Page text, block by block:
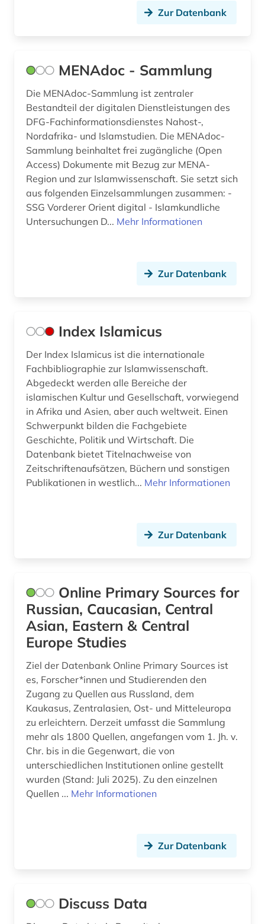
Zur Datenbank
MENAdoc - Sammlung
Die MENAdoc-Sammlung ist zentraler
Bestandteil der digitalen Dienstleistungen des
DFG-Fachinformationsdienstes Nahost-,
Nordafrika- und Islamstudien. Die MENAdoc-
Sammlung beinhaltet frei zugängliche (Open
Access) Dokumente mit Bezug zur MENA-
Region und zur Islamwissenschaft. Sie setzt sich
aus folgenden Einzelsammlungen zusammen: -
SSG Vorderer Orient digital - Islamkundliche
Untersuchungen D... Mehr Informationen
Zur Datenbank
Index Islamicus
Der Index Islamicus ist die internationale
Fachbibliographie zur Islamwissenschaft.
Abgedeckt werden alle Bereiche der
islamischen Kultur und Gesellschaft, vorwiegend
in Afrika und Asien, aber auch weltweit. Einen
Schwerpunkt bilden die Fachgebiete
Geschichte, Politik und Wirtschaft. Die
Datenbank bietet Titelnachweise von
Zeitschriftenaufsätzen, Büchern und sonstigen
Publikationen in westlich... Mehr Informationen
Zur Datenbank
Online Primary Sources for
Russian, Caucasian, Central
Asian, Eastern & Central
Europe Studies
Ziel der Datenbank Online Primary Sources ist
es, Forscher*innen und Studierenden den
Zugang zu Quellen aus Russland, dem
Kaukasus, Zentralasien, Ost- und Mitteleuropa
zu erleichtern. Derzeit umfasst die Sammlung
mehr als 1800 Quellen, angefangen vom 1. Jh. v.
Chr. bis in die Gegenwart, die von
unterschiedlichen Institutionen online gestellt
wurden (Stand: Juli 2025). Zu den einzelnen
Quellen ... Mehr Informationen
Zur Datenbank
Discuss Data